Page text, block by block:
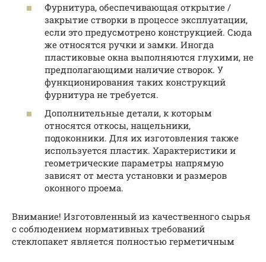
Фурнитура, обеспечивающая открытие /
закрытие створки в процессе эксплуатации,
если это предусмотрено конструкцией. Сюда
же относятся ручки и замки. Иногда
пластиковые окна выполняются глухими, не
предполагающими наличие створок. У
функционирования таких конструкций
фурнитура не требуется.
Дополнительные детали, к которым
относятся откосы, нащельники,
подоконники. Для их изготовления также
используется пластик. Характеристики и
геометрические параметры напрямую
зависят от места установки и размеров
оконного проема.
Внимание! Изготовленный из качественного сырья
с соблюдением нормативных требований
стеклопакет является полностью герметичным